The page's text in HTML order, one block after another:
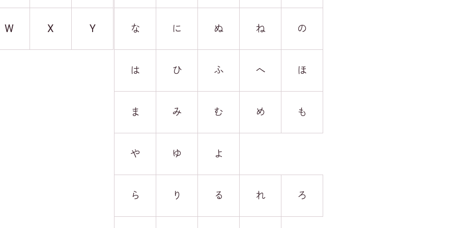
W X Y な に ぬ ね の
は ひ ふ へ ほ
ま み む め も
や ゆ よ
ら り る れ ろ